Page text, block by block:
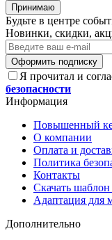
Принимаю
Будьте в центре
Новинки, скидки,
Оформить подписку
Я прочитал и
безопасности
Информация
Повышенный
О компании
Оплата и
Политика
Контакты
Скачать
Адаптация для
Дополнительно